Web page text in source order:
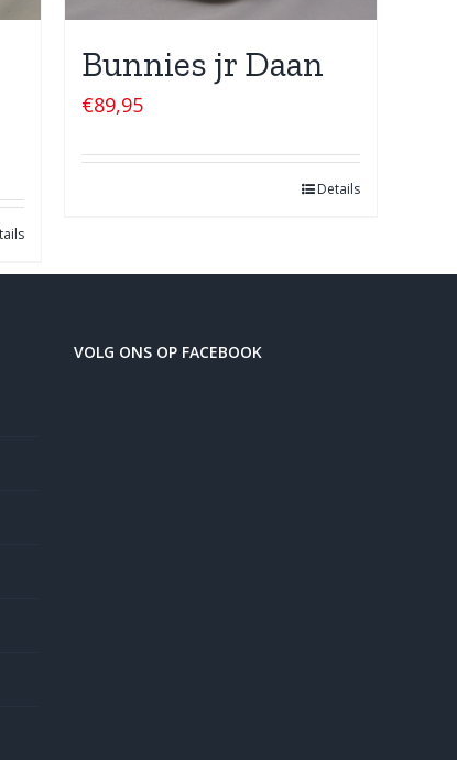
Bunnies jr Daan
€89,95
Details
VOLG ONS OP FACEBOOK